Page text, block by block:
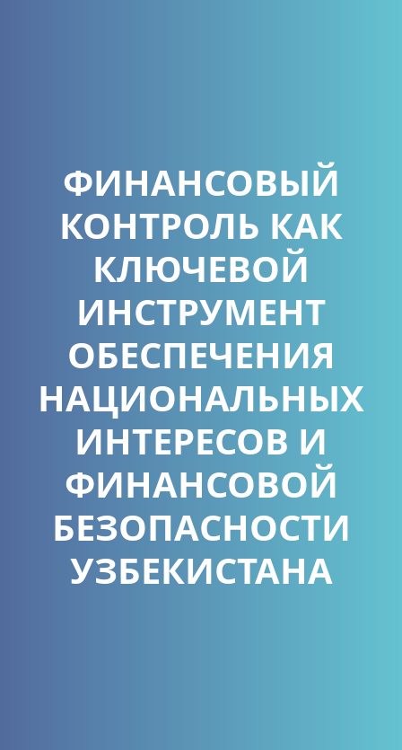
ФИНАНСОВЫЙ
КОНТРОЛЬ КАК
КЛЮЧЕВОЙ
ИНСТРУМЕНТ
ОБЕСПЕЧЕНИЯ
НАЦИОНАЛЬНЫХ
ИНТЕРЕСОВ И
ФИНАНСОВОЙ
БЕЗОПАСНОСТИ
УЗБЕКИСТАНА